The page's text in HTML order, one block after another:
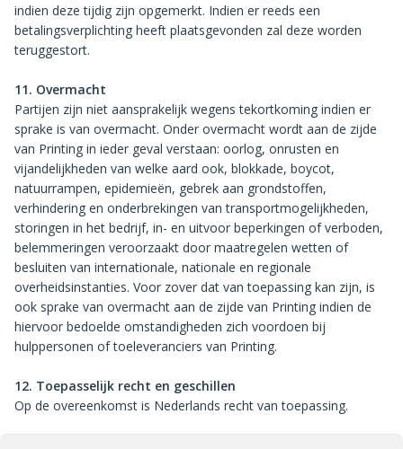
indien deze tijdig zijn opgemerkt. Indien er reeds een
betalingsverplichting heeft plaatsgevonden zal deze worden
teruggestort.
11. Overmacht
Partijen zijn niet aansprakelijk wegens tekortkoming indien er
sprake is van overmacht. Onder overmacht wordt aan de zijde
van Printing in ieder geval verstaan: oorlog, onrusten en
vijandelijkheden van welke aard ook, blokkade, boycot,
natuurrampen, epidemieën, gebrek aan grondstoffen,
verhindering en onderbrekingen van transportmogelijkheden,
storingen in het bedrijf, in- en uitvoor beperkingen of verboden,
belemmeringen veroorzaakt door maatregelen wetten of
besluiten van internationale, nationale en regionale
overheidsinstanties. Voor zover dat van toepassing kan zijn, is
ook sprake van overmacht aan de zijde van Printing indien de
hiervoor bedoelde omstandigheden zich voordoen bij
hulppersonen of toeleveranciers van Printing.
12. Toepasselijk recht en geschillen
Op de overeenkomst is Nederlands recht van toepassing.